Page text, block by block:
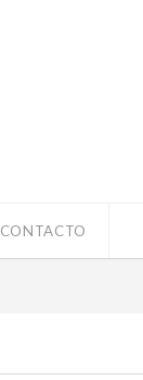
CONTACTO